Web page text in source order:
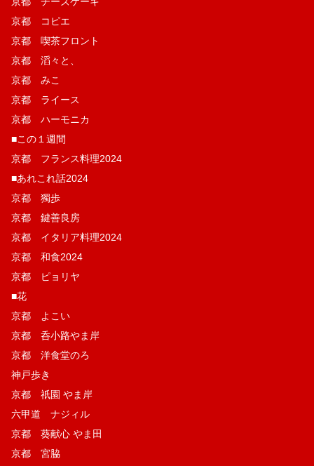
京都 コピエ
京都 喫茶フロント
京都 滔々と、
京都 みこ
京都 ライース
京都 ハーモニカ
■この１週間
京都 フランス料理2024
■あれこれ話2024
京都 獨歩
京都 鍵善良房
京都 イタリア料理2024
京都 和食2024
京都 ピョリヤ
■花
京都 よこい
京都 呑小路やま岸
京都 洋食堂のろ
神戸歩き
京都 祇園 やま岸
六甲道 ナジィル
京都 葵献心 やま田
京都 宮脇